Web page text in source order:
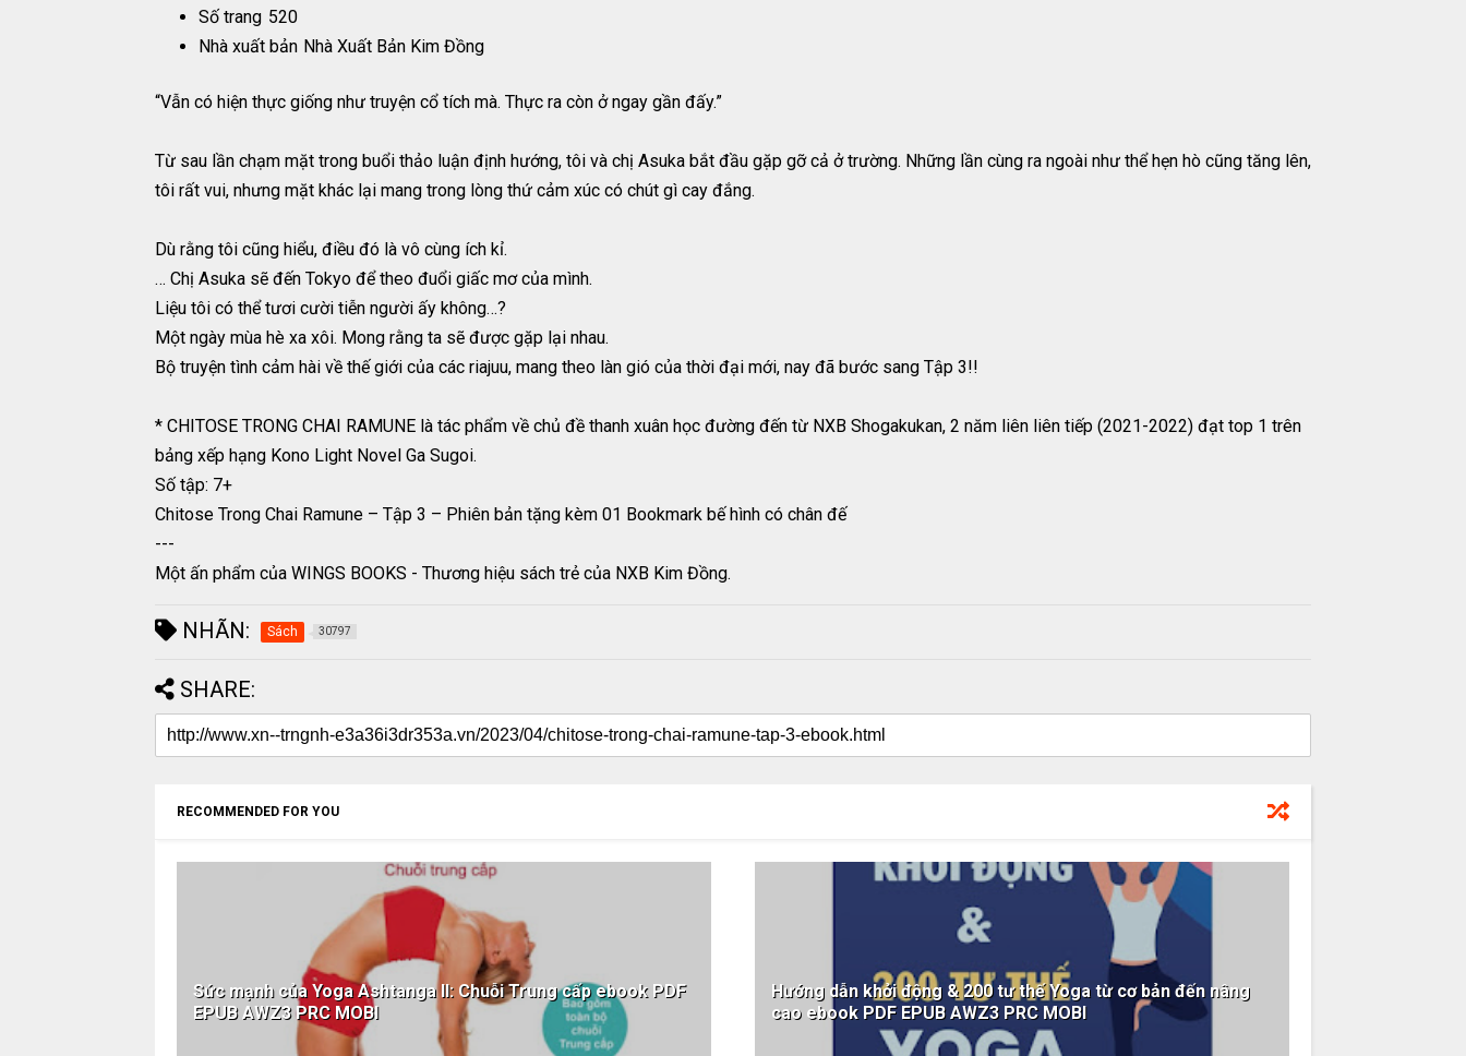
Số trang 520
Nhà xuất bản Nhà Xuất Bản Kim Đồng
“Vẫn có hiện thực giống như truyện cổ tích mà. Thực ra còn ở ngay gần đấy.”
Từ sau lần chạm mặt trong buổi thảo luận định hướng, tôi và chị Asuka bắt đầu gặp gỡ cả ở trường. Những lần cùng ra ngoài như thể hẹn hò cũng tăng lên,
tôi rất vui, nhưng mặt khác lại mang trong lòng thứ cảm xúc có chút gì cay đắng.
Dù rằng tôi cũng hiểu, điều đó là vô cùng ích kỉ.
… Chị Asuka sẽ đến Tokyo để theo đuổi giấc mơ của mình.
Liệu tôi có thể tươi cười tiễn người ấy không…?
Một ngày mùa hè xa xôi. Mong rằng ta sẽ được gặp lại nhau.
Bộ truyện tình cảm hài về thế giới của các riajuu, mang theo làn gió của thời đại mới, nay đã bước sang Tập 3!!
* CHITOSE TRONG CHAI RAMUNE là tác phẩm về chủ đề thanh xuân học đường đến từ NXB Shogakukan, 2 năm liên liên tiếp (2021-2022) đạt top 1 trên
bảng xếp hạng Kono Light Novel Ga Sugoi.
Số tập: 7+
Chitose Trong Chai Ramune – Tập 3 – Phiên bản tặng kèm 01 Bookmark bế hình có chân đế
---
Một ấn phẩm của WINGS BOOKS - Thương hiệu sách trẻ của NXB Kim Đồng.
NHÃN: Sách 30797
SHARE:
RECOMMENDED FOR YOU
Sức mạnh của Yoga Ashtanga II: Chuỗi Trung cấp ebook PDF
EPUB AWZ3 PRC MOBI
Hướng dẫn khởi động & 200 tư thế Yoga từ cơ bản đến nâng
cao ebook PDF EPUB AWZ3 PRC MOBI